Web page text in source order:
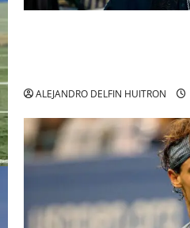
ALEJANDRO DELFIN HUITRON